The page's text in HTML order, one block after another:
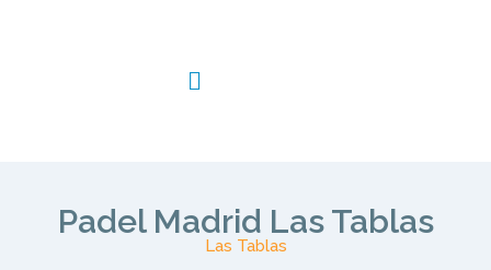
Padel Madrid Las Tablas
Las Tablas